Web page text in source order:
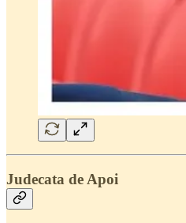
Judecata de Apoi